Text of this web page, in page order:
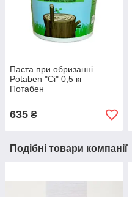
Паста при обризанні
Potaben "Ci" 0,5 кг
Потабен
635 ₴
Подібні товари компанії